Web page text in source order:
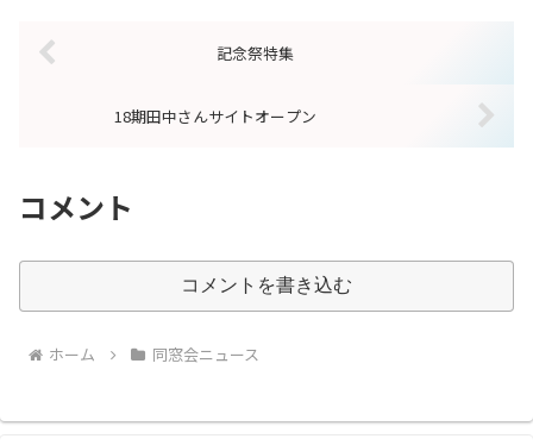
記念祭特集
18期田中さんサイトオープン
コメント
コメントを書き込む
ホーム 同窓会ニュース